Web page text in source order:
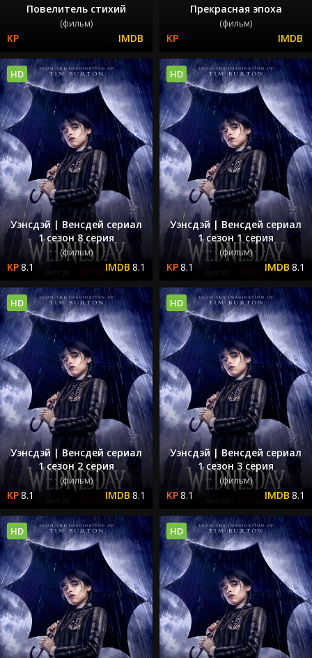
Повелитель стихий
(фильм)
Прекрасная эпоха
(фильм)
Уэнсдэй | Венсдей сериал
1 сезон 8 серия
(фильм)
8.1 8.1
HD
Уэнсдэй | Венсдей сериал
1 сезон 1 серия
(фильм)
8.1 8.1
HD
Уэнсдэй | Венсдей сериал
1 сезон 2 серия
(фильм)
8.1 8.1
HD
Уэнсдэй | Венсдей сериал
1 сезон 3 серия
(фильм)
8.1 8.1
HD
HD HD